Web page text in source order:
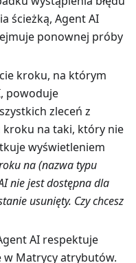
ścieżką, Agent AI
ponownej próby
kroku, na którym
powoduje
zleceń z
kroku na taki, który nie
wyświetleniem
na (nazwa typu
nie jest dostępna dla
usunięty. Czy chcesz
AI respektuje
Matrycy atrybutów.